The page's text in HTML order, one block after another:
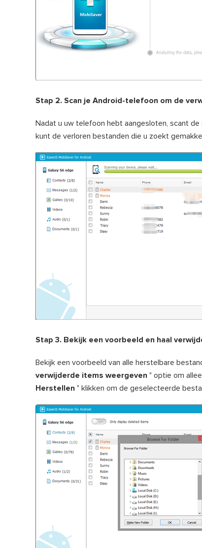
Stap 2. Scan je Android-telefoon om de
Nadat u uw telefoon hebt aangesloten, scant
kunt de verloren bestanden die u zoekt
Stap 3. Bekijk een voorbeeld en haal
Bekijk een voorbeeld van alle herstelbare
verwijderde items weergeven " optie om
Herstellen " klikken om de geselecteerde